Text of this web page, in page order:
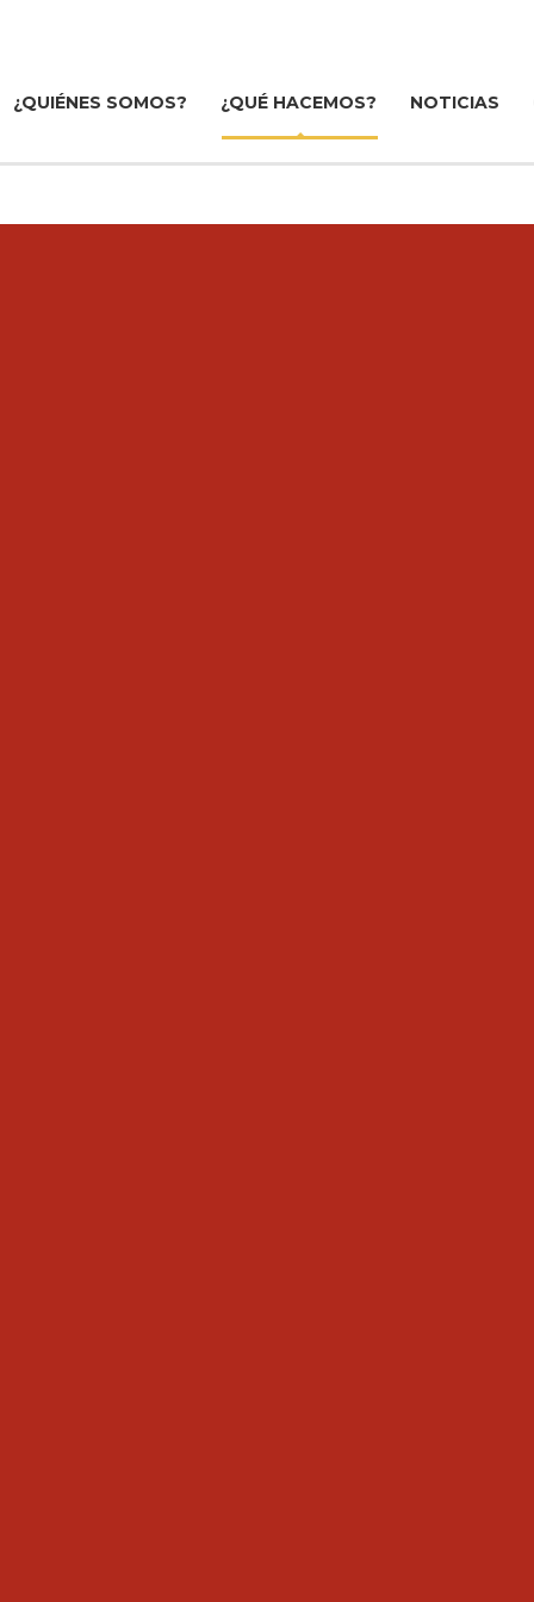
¿QUIÉNES SOMOS? ¿QUÉ HACEMOS? NOTICIAS